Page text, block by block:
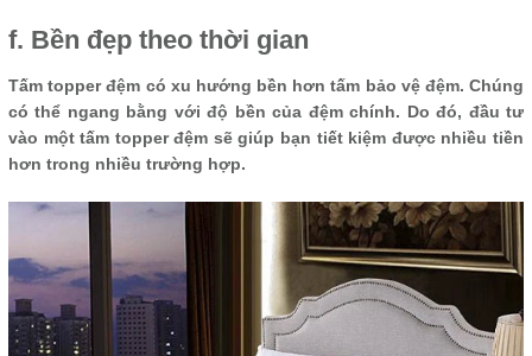
f. Bền đẹp theo thời gian
Tấm topper đệm có xu hướng bền hơn tấm bảo vệ đệm. Chúng
có thể ngang bằng với độ bền của đệm chính. Do đó, đầu tư
vào một tấm topper đệm sẽ giúp bạn tiết kiệm được nhiều tiền
hơn trong nhiều trường hợp.